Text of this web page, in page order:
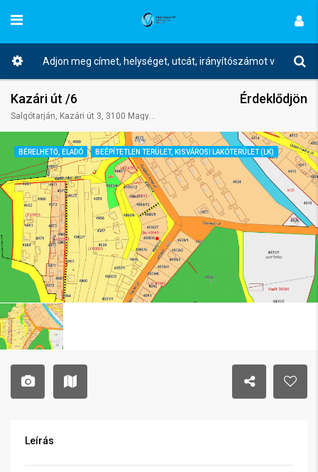
Kazári út /6
Salgótarján, Kazári út 3, 3100 Magyarország
Érdeklődjön
BÉRELHETŐ, ELADÓ BEÉPÍTETLEN TERÜLET, KISVÁROSI LAKÓTERÜLET (LK)
Leírás